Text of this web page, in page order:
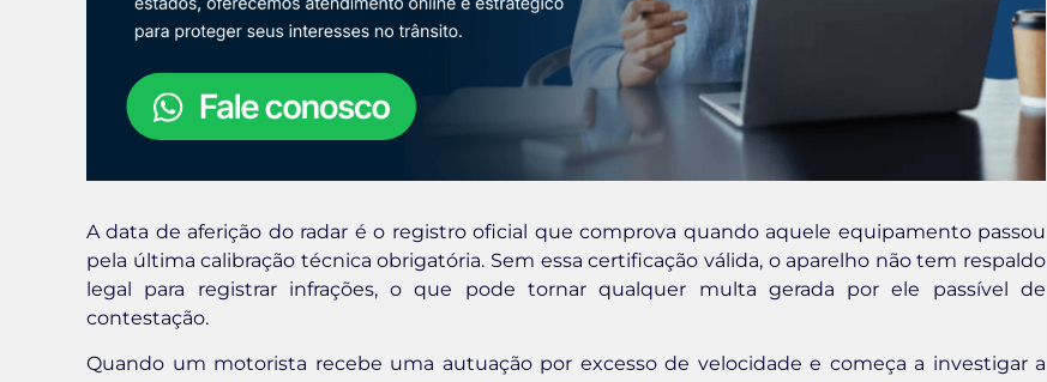
A data de aferição do radar é o registro oficial que comprova quando aquele equipamento passou
pela última calibração técnica obrigatória. Sem essa certificação válida, o aparelho não tem respaldo
legal para registrar infrações, o que pode tornar qualquer multa gerada por ele passível de
contestação.
Quando um motorista recebe uma autuação por excesso de velocidade e começa a investigar a